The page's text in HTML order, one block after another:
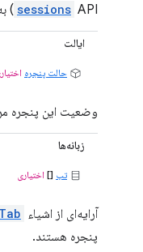
sessions API) به دست می‌آید.
ایالت
حالت پنجره
وضعیت این پنجره
زبانه‌ها
تب [] اختیاری
آرایه‌ای از اشیاء
پنجره هستند.